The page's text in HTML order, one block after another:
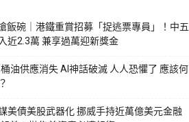
飯碗｜港鐵重賞招募「捉逃票專員」！中五
近2.3萬 兼享過萬迎新獎金
油供應消失 AI神話破滅 人人恐懼了 應該何
美債美股武器化 挪威手持近萬億美元金融